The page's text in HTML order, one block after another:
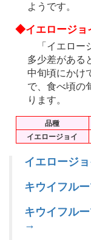
ようです。
◆イエロージョ
「イエロー
多少差がある
中旬頃にかけ
で、食べ頃の
ります。
品種
イエロージョイ
イエロージ
キウイフル
キウイフル
→